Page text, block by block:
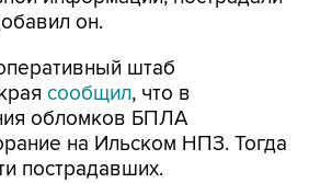
он.
штаб
сообщил, что в
обломков БПЛА
на Ильском НПЗ. Тогда
пострадавших.